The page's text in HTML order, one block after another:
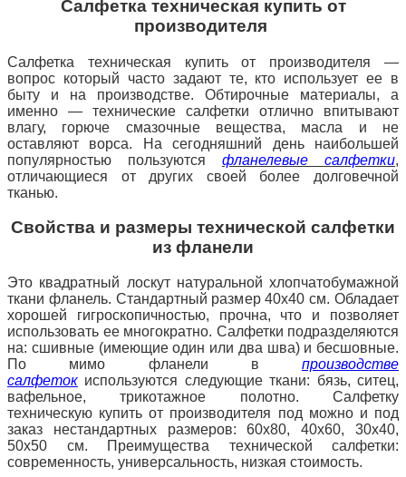
Салфетка техническая купить от
производителя
Салфетка техническая купить от производителя —
вопрос который часто задают те, кто использует ее в
быту и на производстве. Обтирочные материалы, а
именно — технические салфетки отлично впитывают
влагу, горюче смазочные вещества, масла и не
оставляют ворса. На сегодняшний день наибольшей
популярностью пользуются фланелевые салфетки,
отличающиеся от других своей более долговечной
тканью.
Свойства и размеры технической салфетки
из фланели
Это квадратный лоскут натуральной хлопчатобумажной
ткани фланель. Стандартный размер 40х40 см. Обладает
хорошей гигроскопичностью, прочна, что и позволяет
использовать ее многократно. Салфетки подразделяются
на: сшивные (имеющие один или два шва) и бесшовные.
По мимо фланели в производстве
салфеток используются следующие ткани: бязь, ситец,
вафельное, трикотажное полотно. Салфетку
техническую купить от производителя под можно и под
заказ нестандартных размеров: 60х80, 40х60, 30х40,
50х50 см. Преимущества технической салфетки:
современность, универсальность, низкая стоимость.